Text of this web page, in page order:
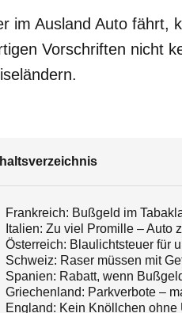
im Ausland Auto fährt,
Vorschriften nicht
Frankreich: Bußgeld im
Italien: Zu viel Promille – Auto
Österreich: Blaulichtsteuer für
Schweiz: Raser müssen mit
Spanien: Rabatt, wenn
Griechenland: Parkverbote –
England: Kein Knöllchen ohne